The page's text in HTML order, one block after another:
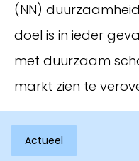
(NN)
doel is in ieder
met duurzaam
markt zien te
Actueel